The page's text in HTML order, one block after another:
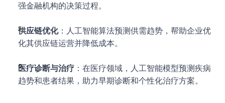
强金融机构的决策过程。
供应链优化：人工智能算法预测供需趋势，帮助企业优
化其供应链运营并降低成本。
医疗诊断与治疗 ：在医疗领域，人工智能模型预测疾病
趋势和患者结果，助力早期诊断和个性化治疗方案。